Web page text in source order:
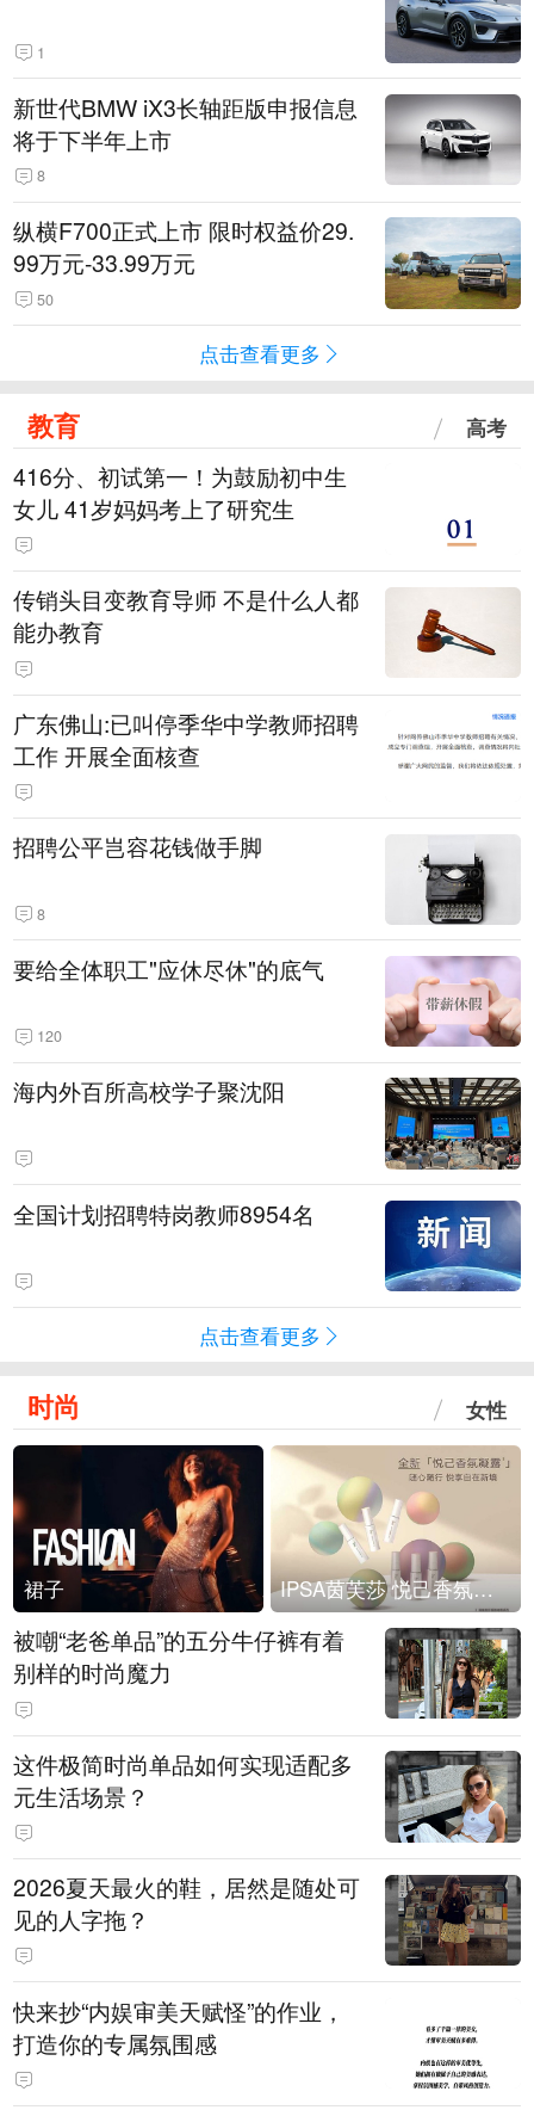
1
新世代BMW iX3长轴距版申报信息
将于下半年上市
8
纵横F700正式上市 限时权益价29.
99万元-33.99万元
50
点击查看更多
教育 高考
416分、初试第一！为鼓励初中生
女儿 41岁妈妈考上了研究生
传销头目变教育导师 不是什么人都
能办教育
广东佛山:已叫停季华中学教师招聘
工作 开展全面核查
招聘公平岂容花钱做手脚
8
要给全体职工"应休尽休"的底气
120
海内外百所高校学子聚沈阳
全国计划招聘特岗教师8954名
点击查看更多
时尚 女性
裙子 IPSA茵芙莎 悦己香氛凝露上市
被嘲“老爸单品”的五分牛仔裤有着
别样的时尚魔力
这件极简时尚单品如何实现适配多
元生活场景？
2026夏天最火的鞋，居然是随处可
见的人字拖？
快来抄“内娱审美天赋怪”的作业，
打造你的专属氛围感